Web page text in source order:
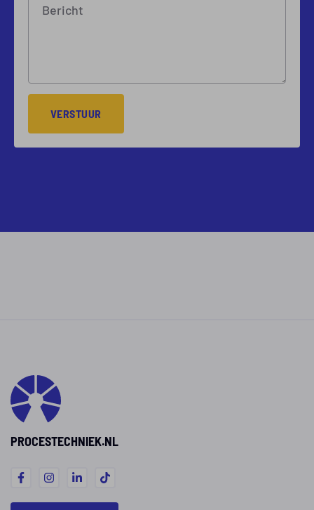
Bericht
VERSTUUR
PROCESTECHNIEK.NL